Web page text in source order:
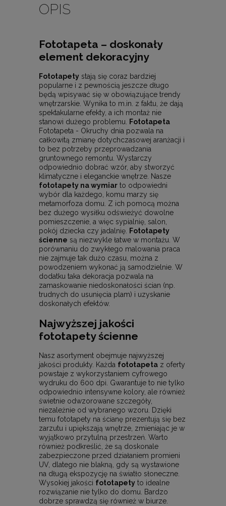
OPIS
Fototapeta – doskonały
element dekoracyjny
Fototapety stają się coraz bardziej
popularne i z pewnością jeszcze długo
będą wpisywać się w obowiązujące trendy
wnętrzarskie. Wynika to m.in. z faktu, że dają
spektakularne efekty, a ich montaż nie
stanowi dużego problemu. Fototapeta
Fototapeta - Okruchy dnia pozwala na
całkowitą zmianę dotychczasowej aranżacji i
to bez potrzeby przeprowadzania
gruntownego remontu. Wystarczy
odpowiednio dobrać wzór, aby stworzyć
klimatyczne i eleganckie wnętrze. Nasze
fototapety na wymiar to odpowiedni
wybór dla każdego, komu marzy się
metamorfoza domu. Z ich pomocą można
bez dużego wysiłku odświeżyć dowolne
pomieszczenie, a więc sypialnię, salon,
pokój dziecka czy jadalnię. Fototapety
ścienne są niezwykle łatwe w montażu. W
porównaniu do zwykłego malowania praca
nie zajmuje tak dużo czasu, można z
powodzeniem wykonać ją samodzielnie. W
dodatku taka dekoracja pozwala na
zamaskowanie niedoskonałości ścian (np.
trudnych do usunięcia plam) i uzyskanie
doskonałych efektów.
Najwyższej jakości
fototapety ścienne
Nasz asortyment obejmuje najwyższej
jakości produkty. Każda fototapeta z oferty
powstaje z wykorzystaniem cyfrowego
wydruku do 600 dpi. Gwarantuje to nie tylko
odpowiednio intensywne kolory, ale również
świetnie odwzorowane szczegóły,
niezależnie od wybranego wzoru. Dzięki
temu fototapety na ścianę prezentują się bez
zarzutu i upiększają wnętrze, zmieniając je w
wyjątkowo przytulną przestrzeń. Warto
również podkreślić, że są doskonale
zabezpieczone przed działaniem promieni
UV, dlatego nie blakną, gdy są wystawione
na długą ekspozycję na światło słoneczne.
Wysokiej jakości fototapety to idealne
rozwiązanie nie tylko do domu. Bardzo
dobrze sprawdzą się również w biurze.